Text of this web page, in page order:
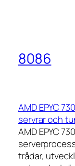
8086
AMD EPYC
servrar och
AMD EPYC
trådar,